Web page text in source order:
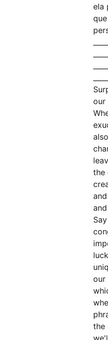
ela
our
the
our
the